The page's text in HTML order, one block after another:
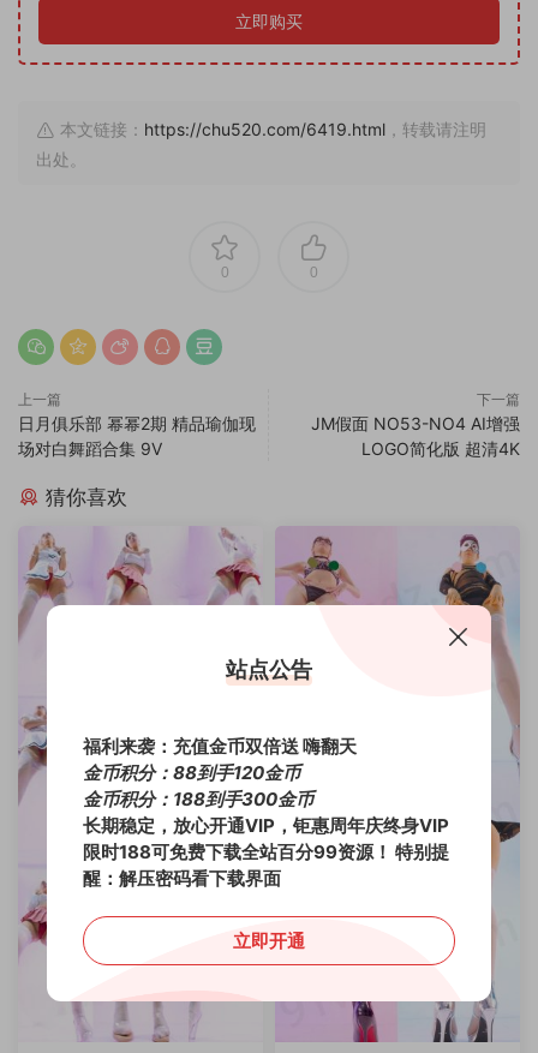
立即购买
本文链接： https://chu520.com/6419.html ，转载请注明
出处。
0 0
上一篇
日月俱乐部 幂幂2期 精品瑜伽现
场对白舞蹈合集 9V
下一篇
JM假面 NO53-NO4 AI增强
LOGO简化版 超清4K
猜你喜欢
站点公告
福利来袭：充值金币双倍送 嗨翻天
金币积分：88到手120金币
金币积分：188到手300金币
长期稳定，放心开通VIP，钜惠周年庆终身VIP
限时188可免费下载全站百分99资源！ 特别提
醒：解压密码看下载界面
立即开通